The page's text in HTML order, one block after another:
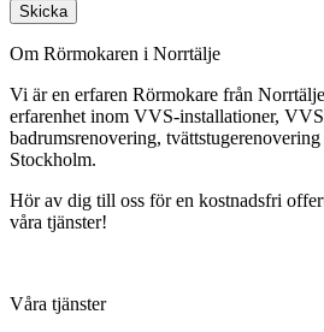
Skicka
Om Rörmokaren i Norrtälje
Vi är en erfaren Rörmokare från
erfarenhet inom VVS-installationer,
badrumsrenovering,
Stockholm.
Hör av dig till oss för en kostnadsfri
våra tjänster!
Våra tjänster